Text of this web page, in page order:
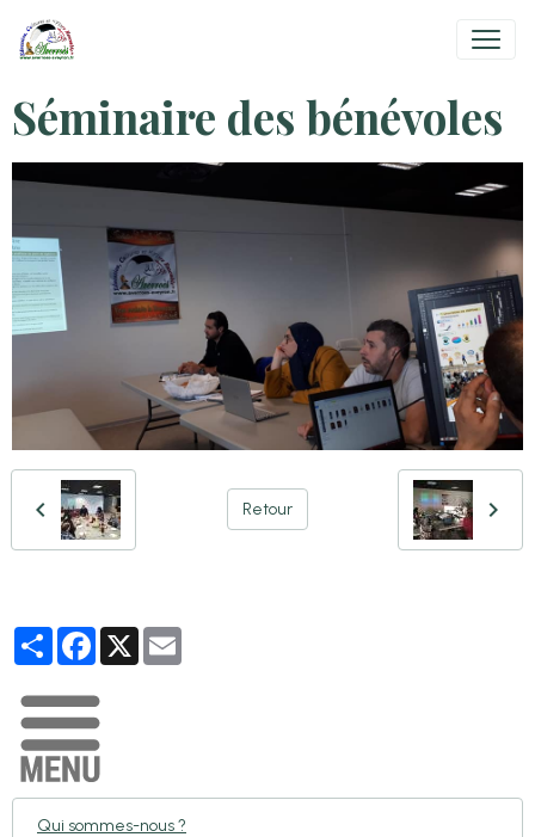
Séminaire des bénévoles
Retour
PartagerFacebook
X
Qui sommes-nous ?